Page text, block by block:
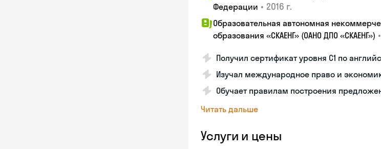
Федерации • 2016 г.
Образовательная автономная
образования «СКАЕНГ» (ОАНО ДПО «СКАЕНГ») •
Получил сертификат уровня С1 по
Изучал международное право и
Обучает правилам построения
Читать дальше
Услуги и цены